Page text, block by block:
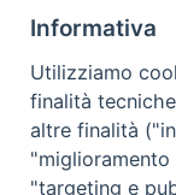
Redazione
Scrivici
Informativa
Utilizziamo
finalità
altre finalità
"miglioramento
"targeting e